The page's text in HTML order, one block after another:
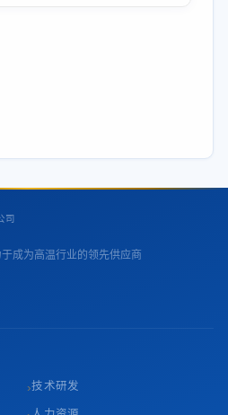
司
成为高温行业的领先供应商
›技术研发